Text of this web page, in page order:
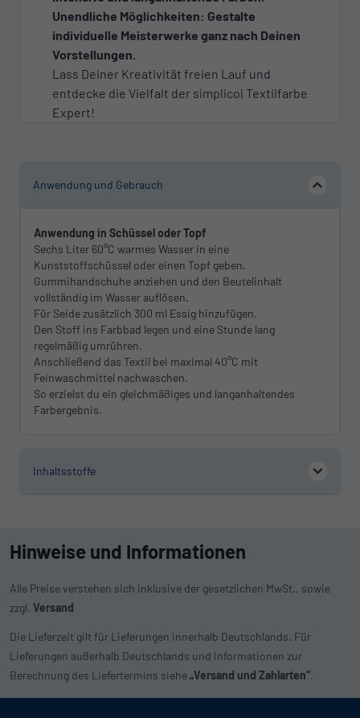
Unendliche Möglichkeiten: Gestalte
individuelle Meisterwerke ganz nach Deinen
Vorstellungen.
Lass Deiner Kreativität freien Lauf und
entdecke die Vielfalt der simplicol Textilfarbe
Expert!
Anwendung und Gebrauch
Anwendung in Schüssel oder Topf
Sechs Liter 60°C warmes Wasser in eine
Kunststoffschüssel oder einen Topf geben.
Gummihandschuhe anziehen und den Beutelinhalt
vollständig im Wasser auflösen.
Für Seide zusätzlich 300 ml Essig hinzufügen.
Den Stoff ins Farbbad legen und eine Stunde lang
regelmäßig umrühren.
Anschließend das Textil bei maximal 40°C mit
Feinwaschmittel nachwaschen.
So erzielst du ein gleichmäßiges und langanhaltendes
Farbergebnis.
Inhaltsstoffe
Hinweise und Informationen
Alle Preise verstehen sich inklusive der gesetzlichen MwSt., sowie
zzgl. Versand
Die Lieferzeit gilt für Lieferungen innerhalb Deutschlands. Für
Lieferungen außerhalb Deutschlands und Informationen zur
Berechnung des Liefertermins siehe„Versand und Zahlarten“.